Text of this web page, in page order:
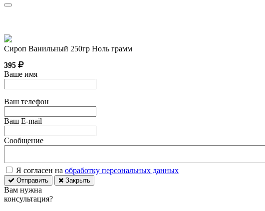
Сироп Ванильный 250гр Ноль грамм
395
Ваше имя
Ваш телефон
Ваш E-mail
Сообщение
Я согласен на обработку персональных данных
Отправить Закрыть
Вам нужна
консультация?